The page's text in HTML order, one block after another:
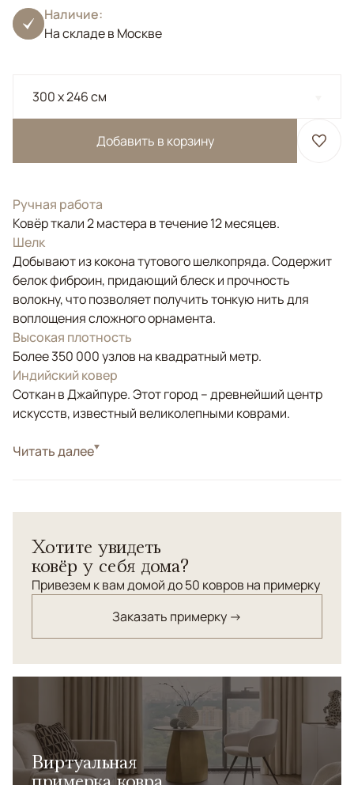
Наличие:
На складе в Москве
300 x 246 см
Добавить в корзину
Ручная работа
Ковёр ткали 2 мастера в течение 12 месяцев.
Шелк
Добывают из кокона тутового шелкопряда. Содержит
белок фиброин, придающий блеск и прочность
волокну, что позволяет получить тонкую нить для
воплощения сложного орнамента.
Высокая плотность
Более 350 000 узлов на квадратный метр.
Индийский ковер
Соткан в Джайпуре. Этот город – древнейший центр
искусств, известный великолепными коврами.
СтильКлассические
соткан по старинной технологии из шелковых нитей
веретяной закрутки. Уточная основа - хлопок. Редкий
деликатный лососевый цвет.
Читать далее
Хотите увидеть
ковёр у себя дома?
Привезем к вам домой до 50 ковров на примерку
Заказать примерку →
Виртуальная